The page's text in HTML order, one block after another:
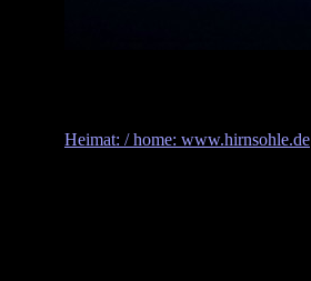
Heimat: / home: www.hirnsohle.de